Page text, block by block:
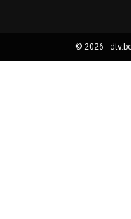
© 2026 -